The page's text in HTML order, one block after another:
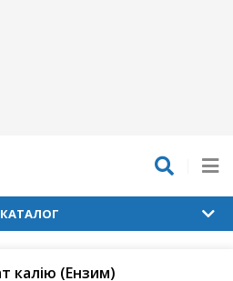
КАТАЛОГ
калію (Ензим)